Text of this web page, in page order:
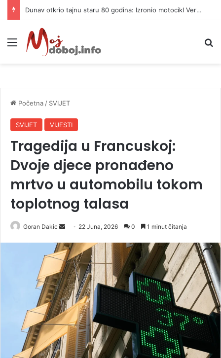
Dunav otkrio tajnu staru 80 godina: Izronio motocikl Vermahta, nađene kosti
Meni
Početna / SVIJET
SVIJET VIJESTI
Tragedija u Francuskoj:
Dvoje djece pronađeno
mrtvo u automobilu tokom
toplotnog talasa
Goran Dakic
n
d
a
n
e
m
i
l
22 Juna, 2026 0 1 minut čitanja